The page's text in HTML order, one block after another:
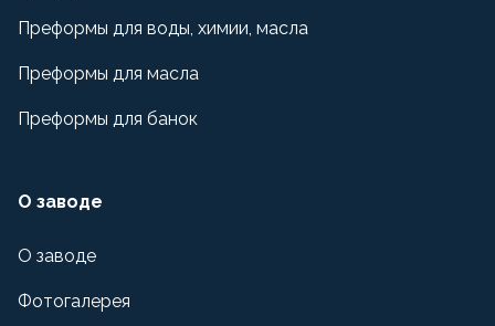
Преформы для воды, химии, масла
Преформы для масла
Преформы для банок
О заводе
О заводе
Фотогалерея